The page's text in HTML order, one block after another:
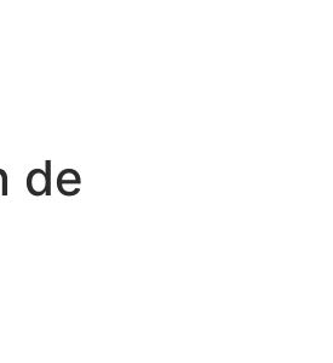
de